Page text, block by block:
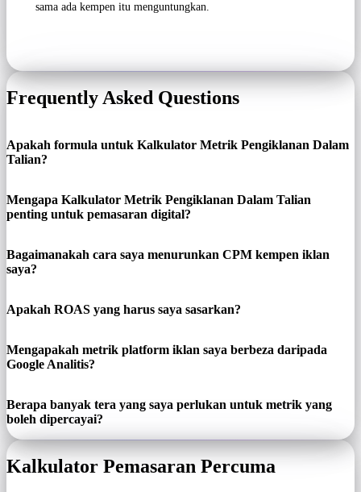
sama ada kempen itu menguntungkan.
Frequently Asked Questions
Apakah formula untuk Kalkulator Metrik Pengiklanan Dalam
Talian?
Mengapa Kalkulator Metrik Pengiklanan Dalam Talian
penting untuk pemasaran digital?
Bagaimanakah cara saya menurunkan CPM kempen iklan
saya?
Apakah ROAS yang harus saya sasarkan?
Mengapakah metrik platform iklan saya berbeza daripada
Google Analitis?
Berapa banyak tera yang saya perlukan untuk metrik yang
boleh dipercayai?
Kalkulator Pemasaran Percuma